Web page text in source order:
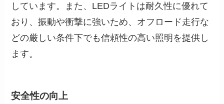
しています。また、LEDライトは耐久性に優れて
おり、振動や衝撃に強いため、オフロード走行な
どの厳しい条件下でも信頼性の高い照明を提供し
ます。
安全性の向上